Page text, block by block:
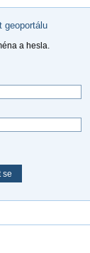
geoportálu
a hesla.
se